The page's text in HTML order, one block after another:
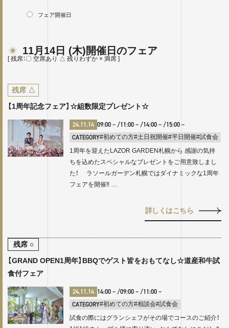
フェア開催日
11月14日 (木)開催日のフェア
[ 残席：〇 空席あり △ 残りわずか × 満席 ]
残席 △
【1周年記念フェア】☆組数限定プレゼント☆
24.11.14 09:00~ /11:00~ /14:00~ /15:00~
CATEGORY#初めての方#土日祝開催#平日開催#試食会
1周年を迎えたLAZOR GARDEN札幌から 感謝の気持
ちを込めたスペシャルなプレゼントをご用意致しまし
た！ ラソールガーデン札幌ではダイナミックな1周年
フェアを開催‼ …
詳しくはこちら
残席 ○
【GRAND OPEN1周年】BBQでゲスト皆をおもてなし☆道産和牛試
食付フェア
24.11.14 14:00~ /09:00~ /11:00~
CATEGORY#初めての方#相談会#試食会
試食の際にはグランシェフがその場でコースのご紹介！